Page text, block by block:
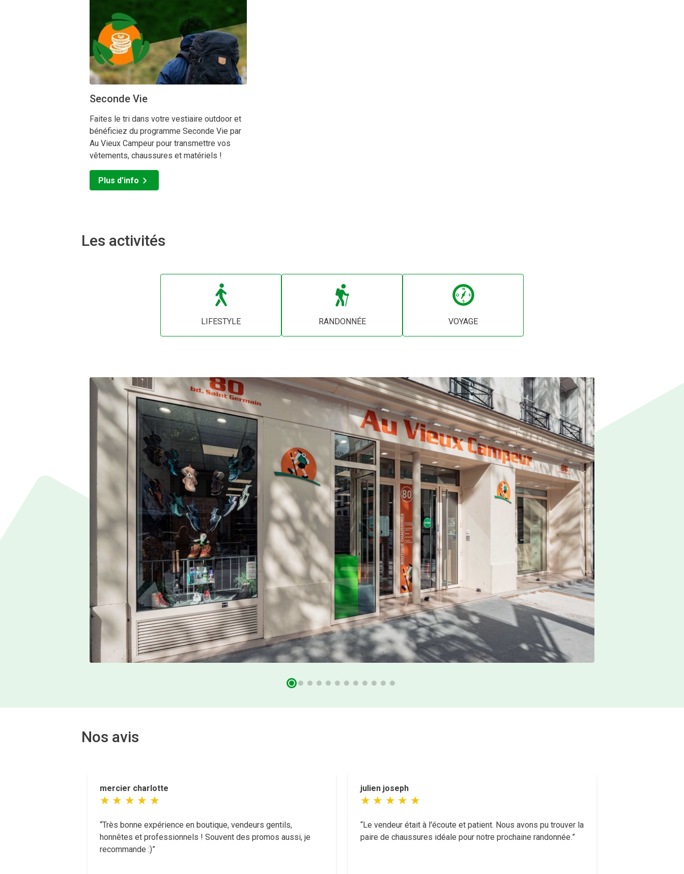
Venir chez Au Vieux Campeur, c’est bien plus qu’une simple sortie shopping. Contrairement aux centres commerciaux modernes, nos
boutiques offrent un accueil chaleureux et recréent l’univers des activités pour lesquelles nos produits sont conçus.
Seconde Vie
Faites le tri dans votre vestiaire outdoor et
bénéficiez du programme Seconde Vie par
Au Vieux Campeur pour transmettre vos
vêtements, chaussures et matériels !
Plus d'info
Les activités
LIFESTYLE RANDONNÉE VOYAGE
Nos avis
mercier charlotte
Très bonne expérience en boutique, vendeurs gentils,
honnêtes et professionnels ! Souvent des promos aussi, je
recommande :)
julien joseph
Le vendeur était à l'écoute et patient. Nous avons pu trouver la
paire de chaussures idéale pour notre prochaine randonnée.